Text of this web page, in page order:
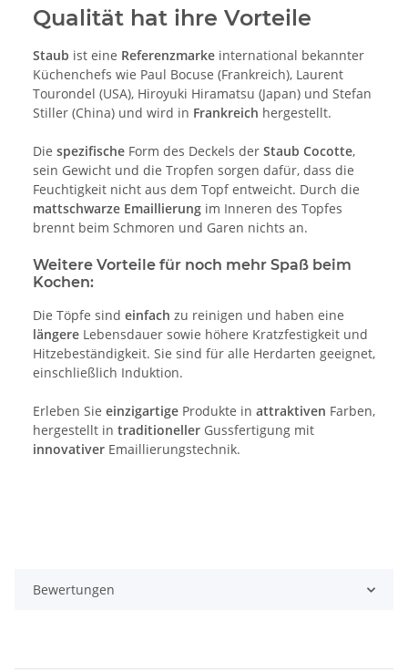
Qualität hat ihre Vorteile
Staub ist eine Referenzmarke international bekannter
Küchenchefs wie Paul Bocuse (Frankreich), Laurent
Tourondel (USA), Hiroyuki Hiramatsu (Japan) und Stefan
Stiller (China) und wird in Frankreich hergestellt.
Die spezifische Form des Deckels der Staub Cocotte,
sein Gewicht und die Tropfen sorgen dafür, dass die
Feuchtigkeit nicht aus dem Topf entweicht. Durch die
mattschwarze Emaillierung im Inneren des Topfes
brennt beim Schmoren und Garen nichts an.
Weitere Vorteile für noch mehr Spaß beim
Kochen:
Die Töpfe sind einfach zu reinigen und haben eine
längere Lebensdauer sowie höhere Kratzfestigkeit und
Hitzebeständigkeit. Sie sind für alle Herdarten geeignet,
einschließlich Induktion.
Erleben Sie einzigartige Produkte in attraktiven Farben,
hergestellt in traditioneller Gussfertigung mit
innovativer Emaillierungstechnik.
Bewertungen